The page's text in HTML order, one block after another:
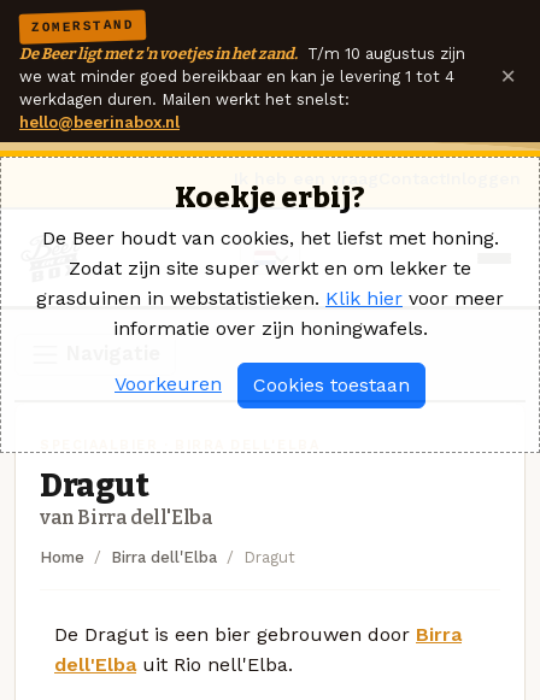
ZOMERSTAND
De Beer ligt met z'n voetjes in het zand. T/m 10 augustus zijn
we wat minder goed bereikbaar en kan je levering 1 tot 4
werkdagen duren. Mailen werkt het snelst:
hello@beerinabox.nl
×
Dragut
van Birra dell'Elba
Home Birra dell'Elba Dragut
De Dragut is een bier gebrouwen door Birra
dell'Elbauit Rio nell'Elba.
Koekje erbij?
De Beer houdt van cookies, het liefst met honing.
Zodat zijn site super werkt en om lekker te
grasduinen in webstatistieken. Klik hier voor meer
informatie over zijn honingwafels.
Voorkeuren Cookies toestaan